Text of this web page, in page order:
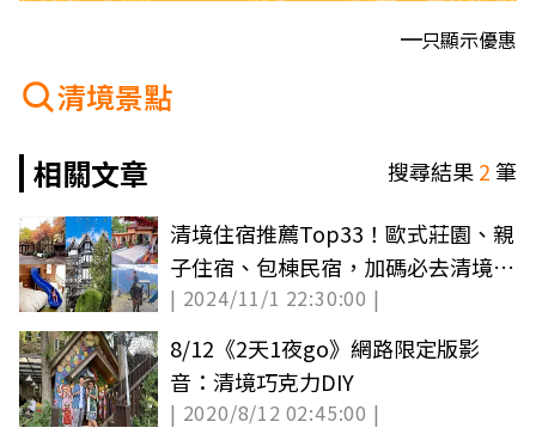
只顯示優惠
清境景點
相關文章
搜尋結果2筆
清境住宿推薦Top33！歐式莊園、親
子住宿、包棟民宿，加碼必去清境景
點
| 2024/11/1 22:30:00 |
8/12《2天1夜go》網路限定版影
音：清境巧克力DIY
| 2020/8/12 02:45:00 |